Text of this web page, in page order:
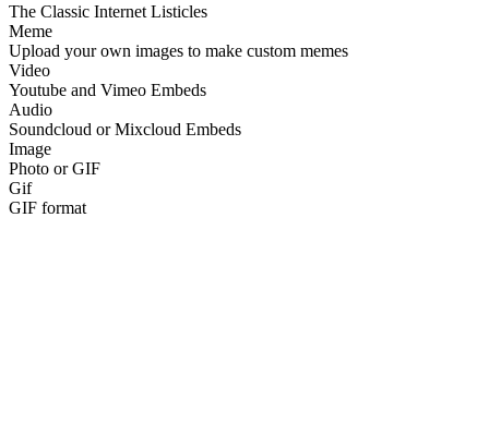
The Classic Internet Listicles
Meme
Upload your own images to make custom memes
Video
Youtube and Vimeo Embeds
Audio
Soundcloud or Mixcloud Embeds
Image
Photo or GIF
Gif
GIF format